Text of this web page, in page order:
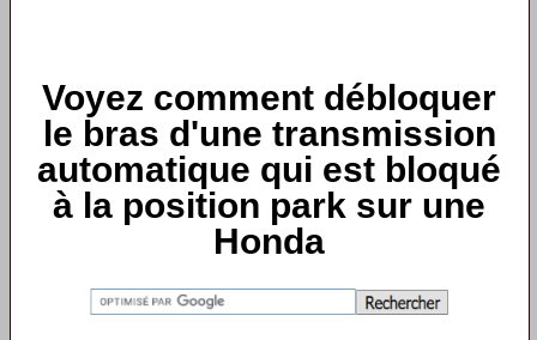
Voyez comment débloquer
le bras d'une transmission
automatique qui est bloqué
à la position park sur une
Honda